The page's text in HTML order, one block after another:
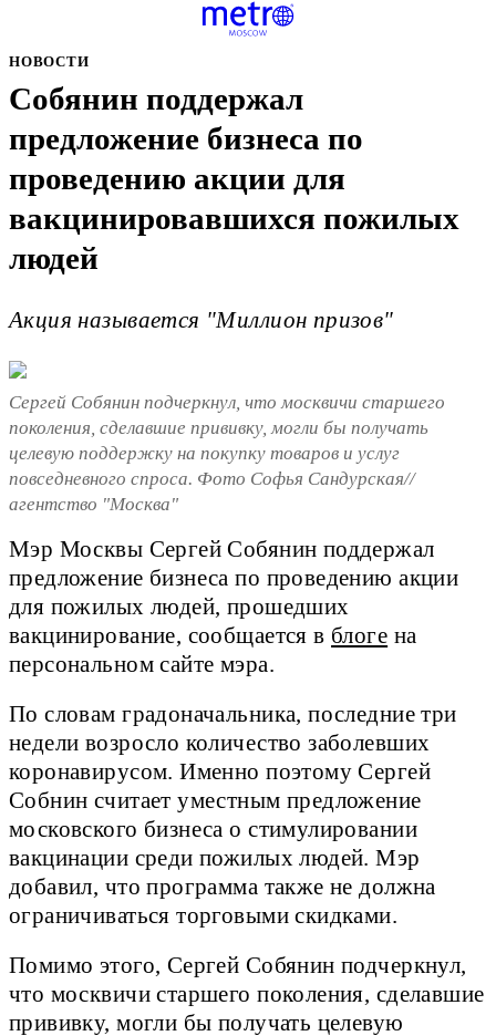
НОВОСТИ
Собянин поддержал
предложение бизнеса по
проведению акции для
вакцинировавшихся пожилых
людей
Акция называется "Миллион призов"
Сергей Собянин подчеркнул, что москвичи старшего
поколения, сделавшие прививку, могли бы получать
целевую поддержку на покупку товаров и услуг
повседневного спроса. Фото Софья Сандурская//
агентство "Москва"
Мэр Москвы Сергей Собянин поддержал
предложение бизнеса по проведению акции
для пожилых людей, прошедших
вакцинирование, сообщается в блоге на
персональном сайте мэра.
По словам градоначальника, последние три
недели возросло количество заболевших
коронавирусом. Именно поэтому Сергей
Собнин считает уместным предложение
московского бизнеса о стимулировании
вакцинации среди пожилых людей. Мэр
добавил, что программа также не должна
ограничиваться торговыми скидками.
Помимо этого, Сергей Собянин подчеркнул,
что москвичи старшего поколения, сделавшие
прививку, могли бы получать целевую